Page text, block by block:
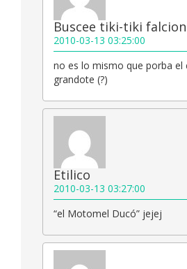
Buscee tiki-tiki
2010-03-13 03:25:00
no es lo mismo que porba el
grandote (?)
Etilico
2010-03-13 03:27:00
“el Motomel Ducó” jejej